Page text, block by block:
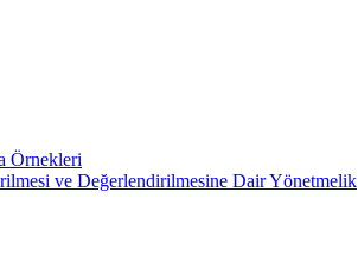
Örnekleri
ve Değerlendirilmesine Dair Yönetmelik